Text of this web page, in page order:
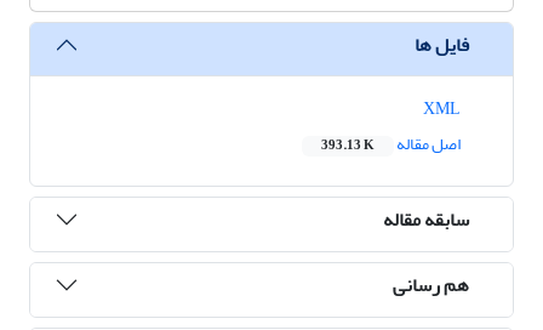
فایل ها
اصل مقاله
393.13 K
سابقه مقاله
هم رسانی